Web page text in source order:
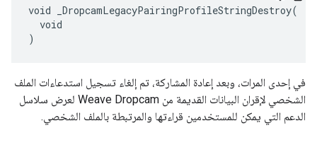
void _DropcamLegacyPairingProfileStringDestroy(
  void
)
في إحدى المرات، وبعد إعادة المشاركة، تم إلغاء تسجيل استدعاءات الملف
الشخصي لإقران البيانات القديمة من Weave Dropcam لعرض سلاسل
الدعم التي يمكن للمستخدمين قراءتها والمرتبطة بالملف الشخصي.